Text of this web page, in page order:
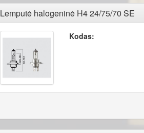
Lemputė halogeninė H4 24/75/70 SE
Kodas: